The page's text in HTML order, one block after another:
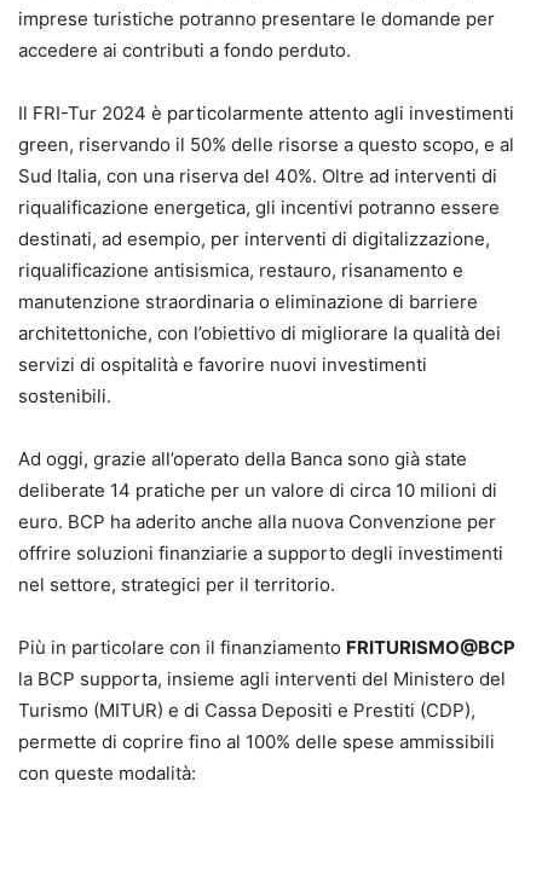
imprese turistiche potranno presentare le domande per
accedere ai contributi a fondo perduto.
Il FRI-Tur 2024 è particolarmente attento agli investimenti
green, riservando il 50% delle risorse a questo scopo, e al
Sud Italia, con una riserva del 40%. Oltre ad interventi di
riqualificazione energetica, gli incentivi potranno essere
destinati, ad esempio, per interventi di digitalizzazione,
riqualificazione antisismica, restauro, risanamento e
manutenzione straordinaria o eliminazione di barriere
architettoniche, con l’obiettivo di migliorare la qualità dei
servizi di ospitalità e favorire nuovi investimenti
sostenibili.
Ad oggi, grazie all’operato della Banca sono già state
deliberate 14 pratiche per un valore di circa 10 milioni di
euro. BCP ha aderito anche alla nuova Convenzione per
offrire soluzioni finanziarie a supporto degli investimenti
nel settore, strategici per il territorio.
Più in particolare con il finanziamento FRITURISMO@BCP
la BCP supporta, insieme agli interventi del Ministero del
Turismo (MITUR) e di Cassa Depositi e Prestiti (CDP),
permette di coprire fino al 100% delle spese ammissibili
con queste modalità: